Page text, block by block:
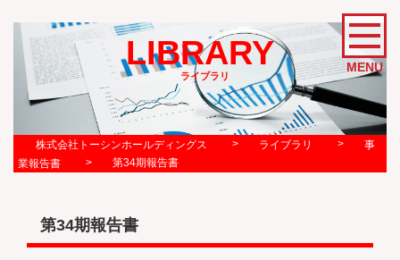
MENU
LIBRARY
ライブラリ
株式会社トーシンホールディングス > ライブラリ >
事
業報告書
> 第34期報告書
第34期報告書